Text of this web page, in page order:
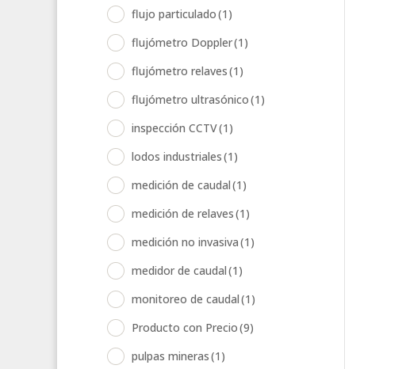
flujo particulado(1)
flujómetro Doppler(1)
flujómetro relaves(1)
flujómetro ultrasónico(1)
inspección CCTV(1)
lodos industriales(1)
medición de caudal(1)
medición de relaves(1)
medición no invasiva(1)
medidor de caudal(1)
monitoreo de caudal(1)
Producto con Precio(9)
pulpas mineras(1)